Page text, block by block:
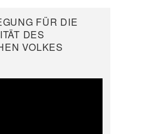
FÜR DIE
DES
VOLKES